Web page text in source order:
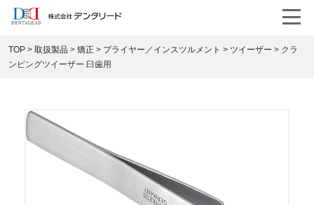
TOP> 取扱製品> 矯正 > プライヤー／インスツルメント > ツイーザー > クラ
ンピングツイーザー 臼歯用